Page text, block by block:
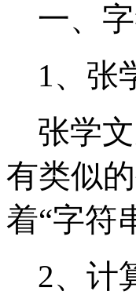
一、
1、张
张学
有类似
着“字符
2、计